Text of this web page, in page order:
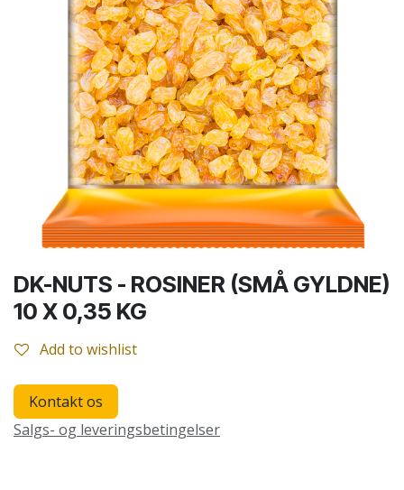
DK-NUTS - ROSINER (SMÅ GYLDNE)
10 X 0,35 KG
Add to wishlist
Kontakt os
Salgs- og leveringsbetingelser